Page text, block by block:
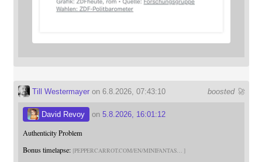
boosted 🚀
Till Westermayeron 6.8.2026, 07:43:10
David Revoy on 5.8.2026, 16:01:12
Authenticity Problem
Bonus timelapse: PEPPERCARROT.COM/EN/MINIFANTAS